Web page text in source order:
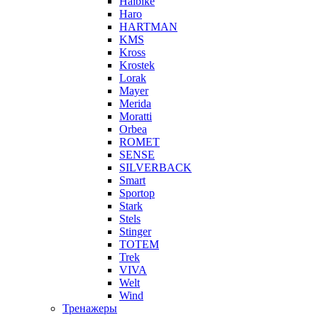
Haro
HARTMAN
KMS
Kross
Krostek
Lorak
Mayer
Merida
Moratti
Orbea
ROMET
SENSE
SILVERBACK
Smart
Sportop
Stark
Stels
Stinger
TOTEM
Trek
VIVA
Welt
Wind
Тренажеры